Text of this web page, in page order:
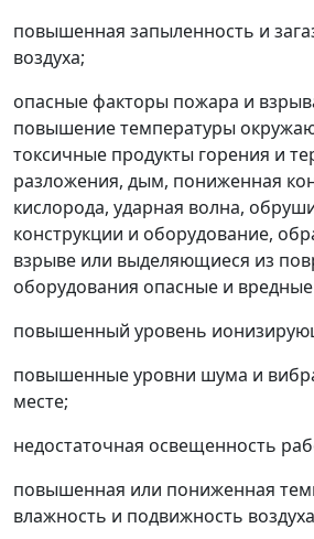
повышенная запыленность и
воздуха;
опасные факторы пожара и
повышение температуры
токсичные продукты горения и
разложения, дым, пониженная
кислорода, ударная волна,
конструкции и оборудование,
взрыве или выделяющиеся из
оборудования опасные и
повышенный уровень
повышенные уровни шума и
месте;
недостаточная освещенность
повышенная или пониженная
влажность и подвижность